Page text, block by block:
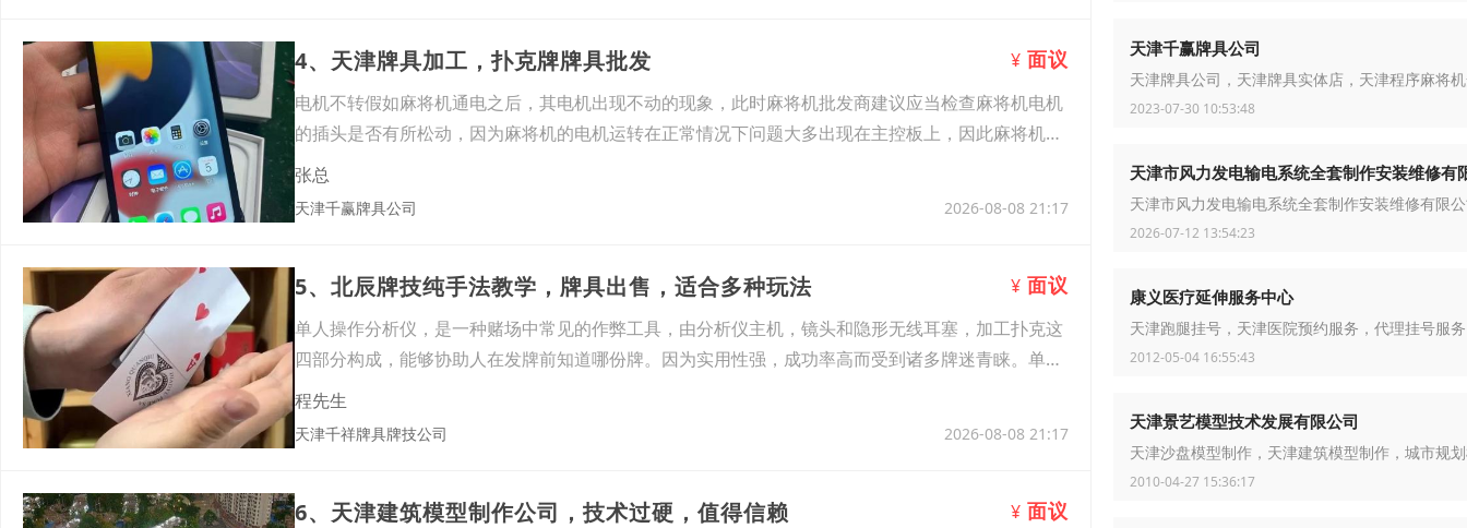
4、天津牌具加工，扑克牌牌具批发 ¥ 面议
电机不转假如麻将机通电之后，其电机出现不动的现象，此时麻将机批发商建议应当检查麻将机电机
的插头是否有所松动，因为麻将机的电机运转在正常情况下问题大多出现在主控板上，因此麻将机批
发商
张总
天津千赢牌具公司 2026-08-08 21:17
5、北辰牌技纯手法教学，牌具出售，适合多种玩法 ¥ 面议
单人操作分析仪，是一种赌场中常见的作弊工具，由分析仪主机，镜头和隐形无线耳塞，加工扑克这
四部分构成，能够协助人在发牌前知道哪份牌。因为实用性强，成功率高而受到诸多牌迷青睐。单人
操作
程先生
天津千祥牌具牌技公司 2026-08-08 21:17
6、天津建筑模型制作公司，技术过硬，值得信赖 ¥ 面议
天津千赢牌具公司
天津牌具公司，天津牌具实体店，天津程序麻将
2023-07-30 10:53:48
天津市风力发电输电系统全套制作安装维修有
天津市风力发电输电系统全套制作安装维修有限
2026-07-12 13:54:23
康义医疗延伸服务中心
天津跑腿挂号，天津医院预约服务，代理挂号服务
2012-05-04 16:55:43
天津景艺模型技术发展有限公司
天津沙盘模型制作，天津建筑模型制作，城市规
2010-04-27 15:36:17